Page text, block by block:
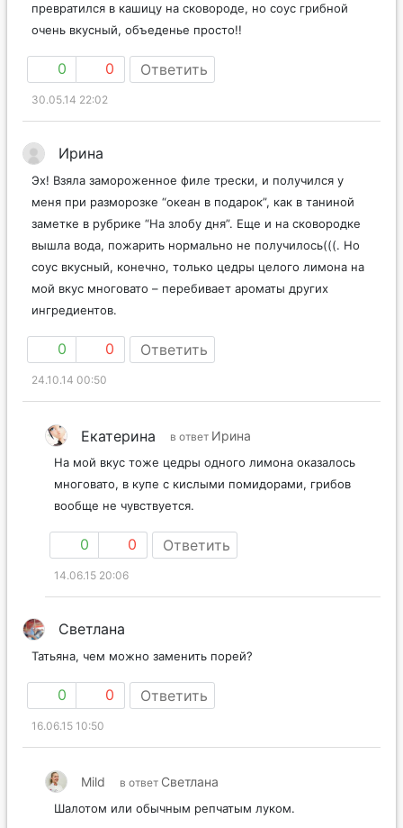
превратился в кашицу на сковороде, но соус грибной
очень вкусный, объеденье просто!!
0 0 Ответить
30.05.14 22:02
Ирина
Эх! Взяла замороженное филе трески, и получился у
меня при разморозке “океан в подарок”, как в таниной
заметке в рубрике “На злобу дня”. Еще и на сковородке
вышла вода, пожарить нормально не получилось(((. Но
соус вкусный, конечно, только цедры целого лимона на
мой вкус многовато – перебивает ароматы других
ингредиентов.
0 0 Ответить
24.10.14 00:50
Екатерина в ответ Ирина
На мой вкус тоже цедры одного лимона оказалось
многовато, в купе с кислыми помидорами, грибов
вообще не чувствуется.
0 0 Ответить
14.06.15 20:06
Светлана
Татьяна, чем можно заменить порей?
0 0 Ответить
16.06.15 10:50
Mild в ответ Светлана
Шалотом или обычным репчатым луком.